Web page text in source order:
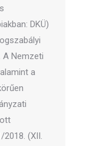
DKÜ)
A Nemzeti
a
(XII.